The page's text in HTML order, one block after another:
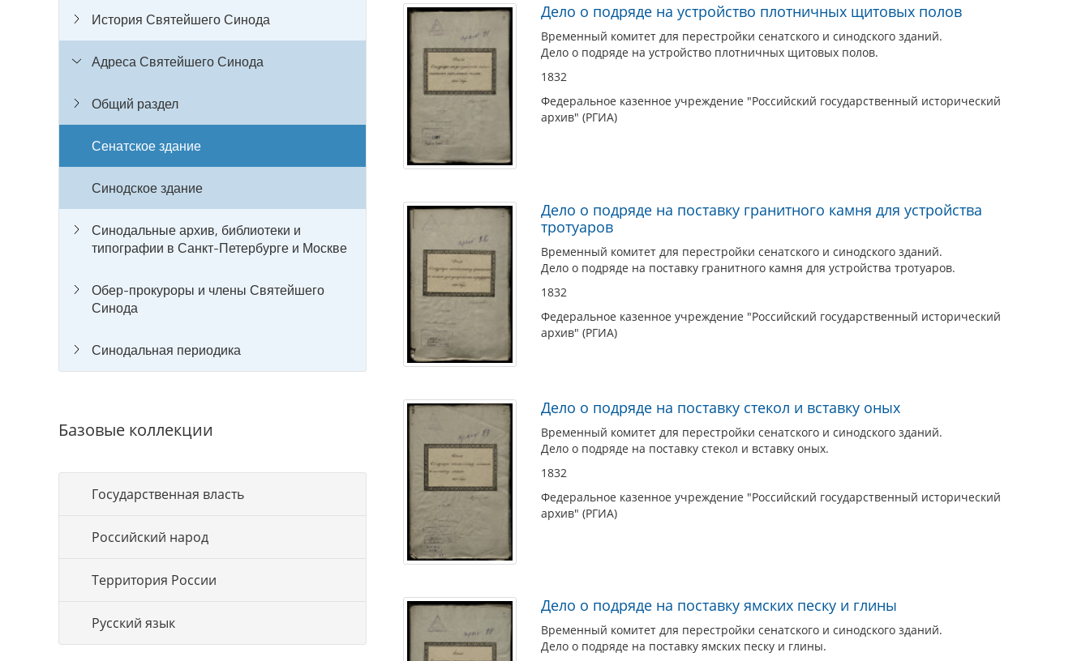
История Святейшего Синода
Адреса Святейшего Синода
Общий раздел
Сенатское здание
Синодское здание
Синодальные архив, библиотеки и
типографии в Санкт-Петербурге и Москве
Обер-прокуроры и члены Святейшего
Синода
Синодальная периодика
Базовые коллекции
Государственная власть
Российский народ
Территория России
Русский язык
Дело о подряде на устройство плотничных щитовых полов
Временный комитет для перестройки сенатского и синодского зданий.
Дело о подряде на устройство плотничных щитовых полов.
1832
Федеральное казенное учреждение "Российский государственный исторический
архив" (РГИА)
Дело о подряде на поставку гранитного камня для устройства
тротуаров
Временный комитет для перестройки сенатского и синодского зданий.
Дело о подряде на поставку гранитного камня для устройства тротуаров.
1832
Федеральное казенное учреждение "Российский государственный исторический
архив" (РГИА)
Дело о подряде на поставку стекол и вставку оных
Временный комитет для перестройки сенатского и синодского зданий.
Дело о подряде на поставку стекол и вставку оных.
1832
Федеральное казенное учреждение "Российский государственный исторический
архив" (РГИА)
Дело о подряде на поставку ямских песку и глины
Временный комитет для перестройки сенатского и синодского зданий.
Дело о подряде на поставку ямских песку и глины.